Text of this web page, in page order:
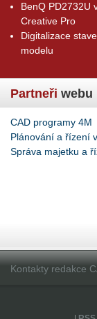
BenQ PD2732U
Creative Pro
Digitalizace
modelu
Partneři webu
CAD programy 4M
Plánování a řízení
Správa majetku a
Kontakty redakce